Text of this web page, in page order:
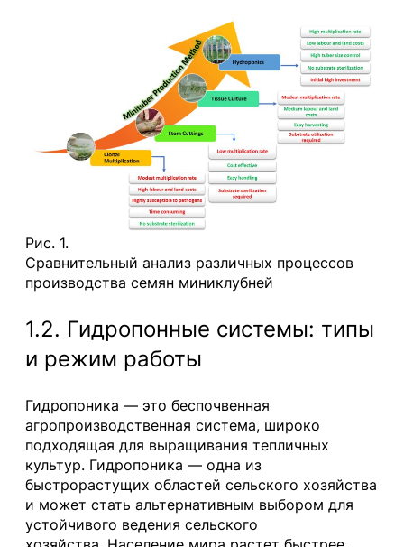
Рис. 1.
Сравнительный анализ различных процессов
производства семян миниклубней
1.2. Гидропонные системы: типы
и режим работы
Гидропоника — это беспочвенная
агропроизводственная система, широко
подходящая для выращивания тепличных
культур. Гидропоника — одна из
быстрорастущих областей сельского хозяйства
и может стать альтернативным выбором для
устойчивого ведения сельского